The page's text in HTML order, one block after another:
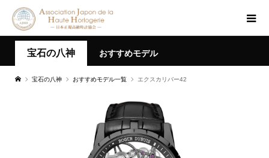
宝石の八神 おすすめモデル
宝石の八神 おすすめモデル一覧 エクスカリバー42